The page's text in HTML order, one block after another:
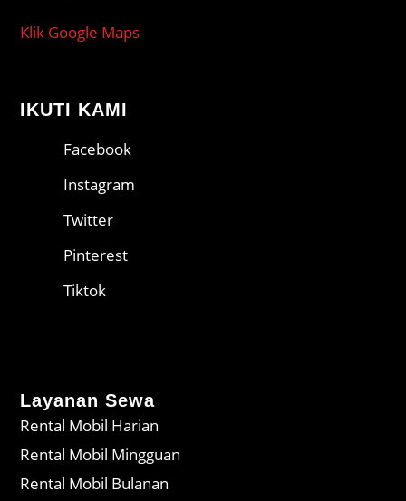
Klik Google Maps
IKUTI KAMI
Facebook
Instagram
Twitter
Pinterest
Tiktok
Layanan Sewa
Rental Mobil Harian
Rental Mobil Mingguan
Rental Mobil Bulanan